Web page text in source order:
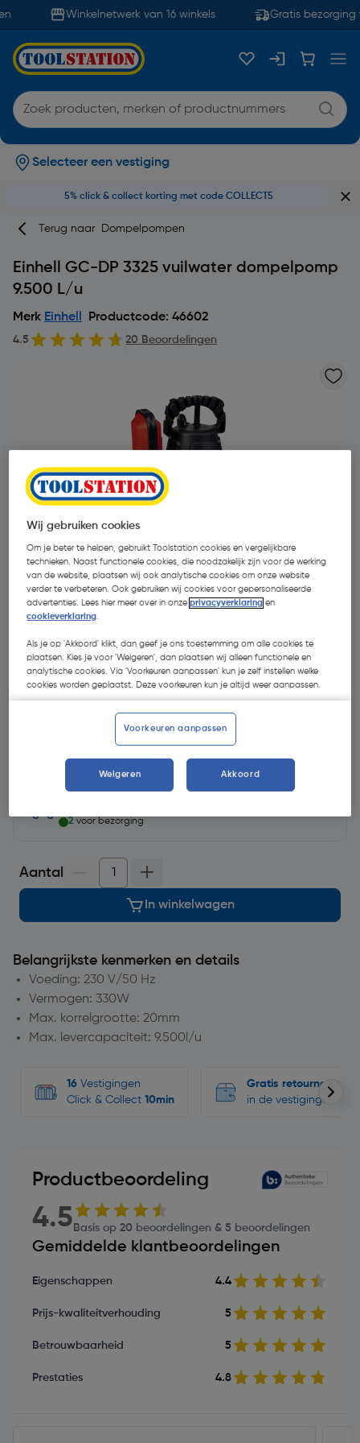
Winkelnetwerk van 16 winkels Gratis bezorging
Selecteer een vestiging
5% click & collect korting met code COLLECT5
Terug naar Dompelpompen
Einhell GC-DP 3325 vuilwater dompelpomp
9.500 L/u
Merk Einhell Productcode: 46602
4.5 20 Beoordelingen
€ 48,68| Excl. btw € 40,23
Recupelbijdrage inbegrepen
Selecteer winkel - Bekijk voorraadniveaus en haal binnen 10
Selecteer vestiging
2 voor bezorging
Aantal
In winkelwagen
Belangrijkste kenmerken en details
Voeding: 230 V/50 Hz
Vermogen: 330W
Max. korrelgrootte: 20mm
Max. levercapaciteit: 9.500l/u
16 Vestigingen
Click & Collect 10min
Gratis retourneren
in de vestigingen
Productbeoordeling
4.5 Basis op 20 beoordelingen & 5 beoordelingen
Gemiddelde klantbeoordelingen
Eigenschappen 4.4
Prijs-kwaliteitverhouding 5
Betrouwbaarheid 5
Prestaties 4.8
Wij gebruiken cookies
Om je beter te helpen, gebruikt Toolstation cookies en vergelijkbare
technieken. Naast functionele cookies, die noodzakelijk zijn voor de werking
van de website, plaatsen wij ook analytische cookies om onze website
verder te verbeteren. Ook gebruiken wij cookies voor gepersonaliseerde
advertenties. Lees hier meer over in onzeprivacyverklaring en
cookieverklaring.
Als je op 'Akkoord' klikt, dan geef je ons toestemming om alle cookies te
plaatsen. Kies je voor 'Weigeren', dan plaatsen wij alleen functionele en
analytische cookies. Via 'Voorkeuren aanpassen' kun je zelf instellen welke
cookies worden geplaatst. Deze voorkeuren kun je altijd weer aanpassen.
Voorkeuren aanpassen
Weigeren Akkoord